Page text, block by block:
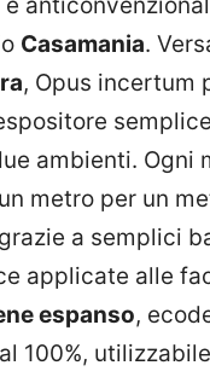
Casamania.
, Opus incertum
ambienti. Ogni
metro per un
a semplici
applicate alle
espanso,
100%,